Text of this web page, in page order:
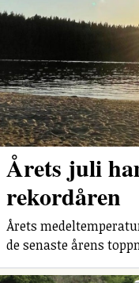
Årets juli
rekordåren
Årets
de senaste årens